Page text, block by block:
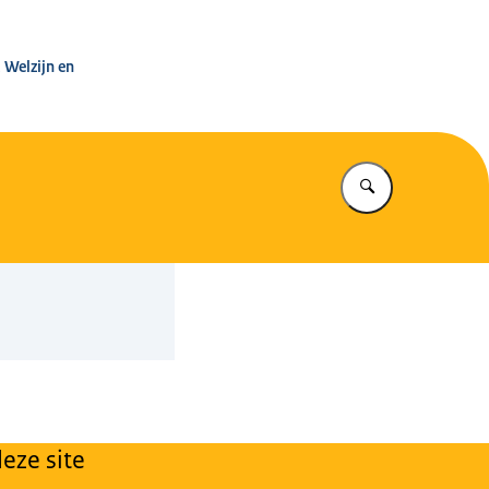
en
Vul in wat u
site